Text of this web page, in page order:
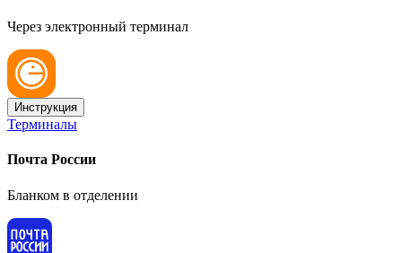
Через электронный терминал
Инструкция
Терминалы
Почта России
Бланком в отделении